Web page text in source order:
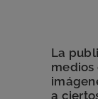
La
medios
a